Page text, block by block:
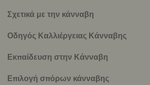
Σχετικά με την κάνναβη
Οδηγός Καλλιέργειας Κάνναβης
Εκπαίδευση στην Κάνναβη
Επιλογή σπόρων κάνναβης